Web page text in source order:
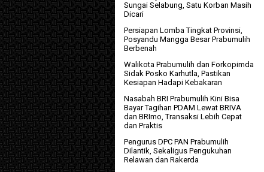
Sungai Selabung, Satu Korban Masih
Dicari
Persiapan Lomba Tingkat Provinsi,
Posyandu Mangga Besar Prabumulih
Berbenah
Walikota Prabumulih dan Forkopimda
Sidak Posko Karhutla, Pastikan
Kesiapan Hadapi Kebakaran
Nasabah BRI Prabumulih Kini Bisa
Bayar Tagihan PDAM Lewat BRIVA
dan BRImo, Transaksi Lebih Cepat
dan Praktis
Pengurus DPC PAN Prabumulih
Dilantik, Sekaligus Pengukuhan
Relawan dan Rakerda